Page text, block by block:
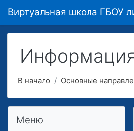
Виртуальная школа ГБОУ
В начало Основные
Пропустить Меню
Меню